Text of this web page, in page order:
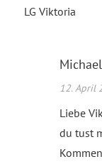
LG Viktoria
12. April
Liebe
du tust